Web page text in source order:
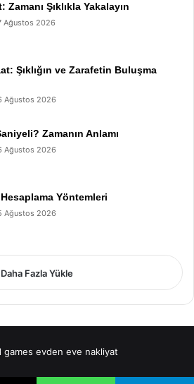
Zamanı Şıklıkla Yakalayın
Ağustos 2026
Şıklığın ve Zarafetin Buluşma
Ağustos 2026
Zamanın Anlamı
Ağustos 2026
Hesaplama Yöntemleri
Ağustos 2026
Daha Fazla Yükle
games evden eve nakliyat